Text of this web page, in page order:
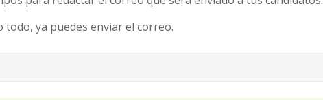
todo, ya puedes enviar el correo.